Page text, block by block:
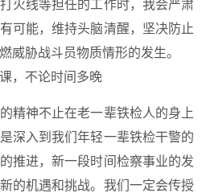
火线等担任的工作时，我会严肃
可能，维持头脑清醒，坚决防止
威胁战斗员物质情形的发生。
，不论时间多晚
精神不止在老一辈铁检人的身上
深入到我们年轻一辈铁检干警的
推进，新一段时间检察事业的发
的机遇和挑战。我们一定会传授